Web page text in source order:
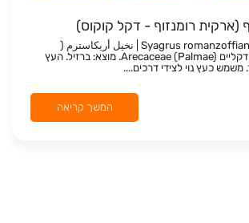
(ארקית רומנזוף - דקל קוקוס)
Syagrus romanzoffianum-Arecastrum | نخيل أريكاسترم (
الكوكس) משפחה: דקליים Arecaceae (Palmae). מוצא: ברזיל. העץ
המשך קריאה